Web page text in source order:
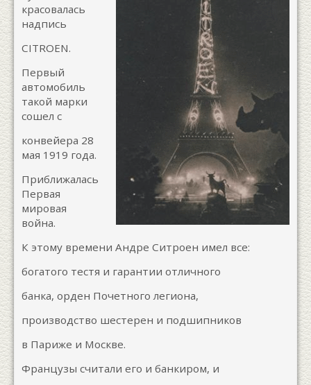
красовалась
надпись
CITROEN.
Первый
автомобиль
такой марки
сошел с
конвейера 28
мая 1919 года.
Приближалась
Первая
мировая
война.
К этому времени Андре Ситроен имел все:
богатого тестя и гарантии отличного
банка, орден Почетного легиона,
производство шестерен и подшипников
в Париже и Москве.
Французы считали его и банкиром, и